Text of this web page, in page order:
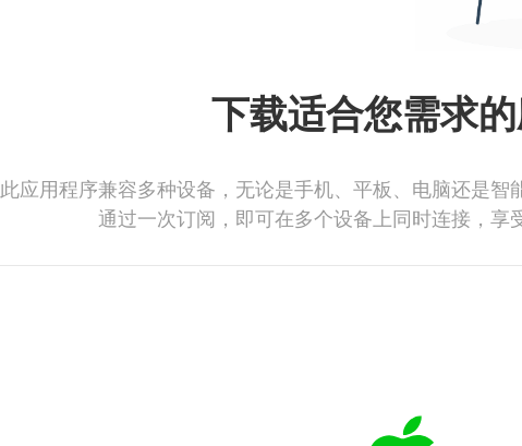
下载适合您需求
此应用程序兼容多种设备，无论是手机、平板、电脑还是智
通过一次订阅，即可在多个设备上同时连接，享